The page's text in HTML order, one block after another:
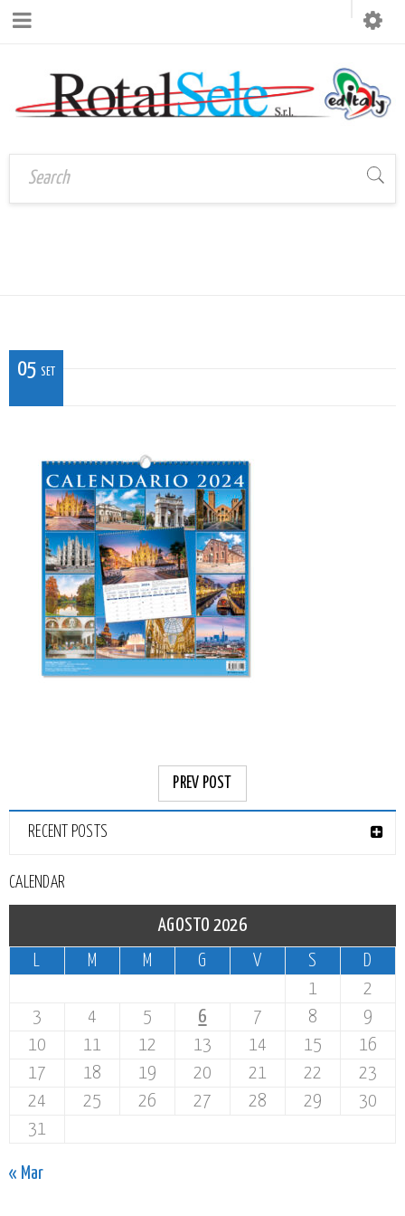
05 SET
PREV POST
RECENT POSTS
CALENDAR
AGOSTO 2026
L
M M G V S
D
1
2
3
4 5 6 7 8
9
10
11 12 13 14 15
16
17
18 19 20 21 22
23
24
25 26 27 28 29
30
31
« Mar